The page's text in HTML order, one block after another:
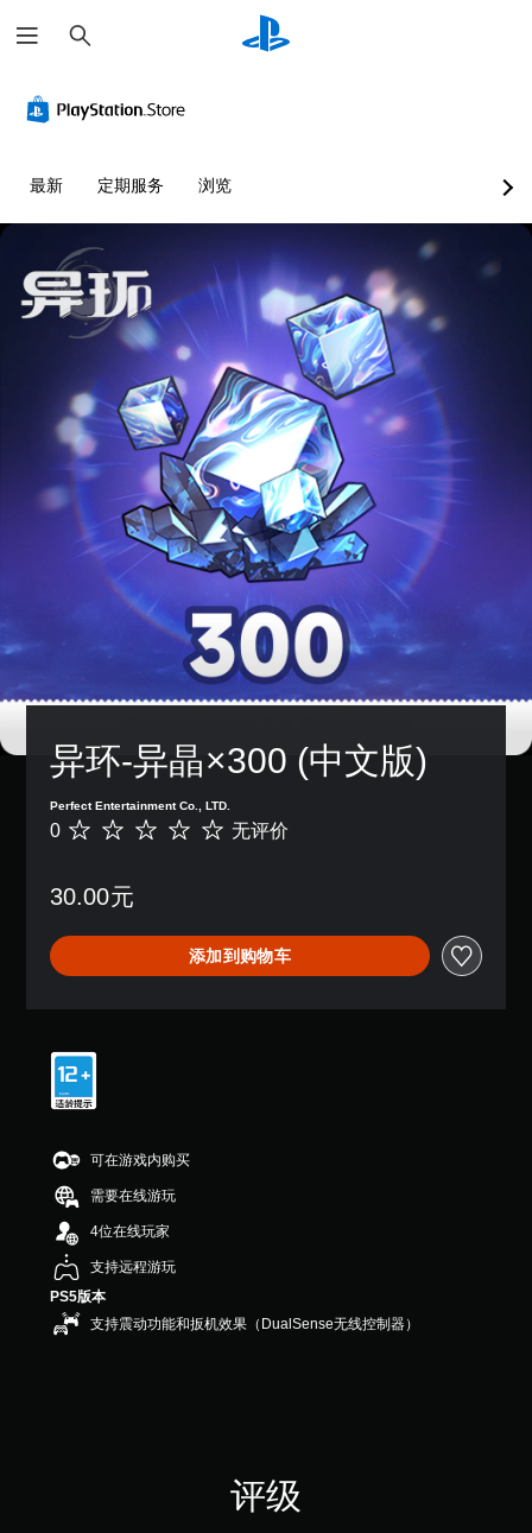
索
最新 定期服务 浏览
异环-异晶×300 (中文版)
Perfect Entertainment Co., LTD.
无
0 无评价
30.00元
添加到购物车
可在游戏内购买
需要在线游玩
4位在线玩家
支持远程游玩
PS5版本
支持震动功能和扳机效果（DualSense无线控制器）
评级